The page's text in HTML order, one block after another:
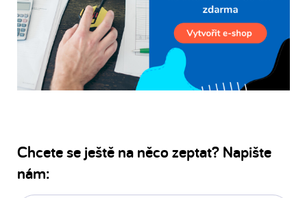
Chcete se ještě na něco zeptat? Napište
nám: